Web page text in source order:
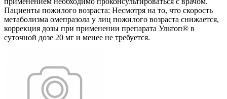
Пациенты пожилого возраста: Несмотря на то, что скорость
метаболизма омепразола у лиц пожилого возраста снижается,
коррекция дозы при применении препарата Ультоп® в
суточной дозе 20 мг и менее не требуется.